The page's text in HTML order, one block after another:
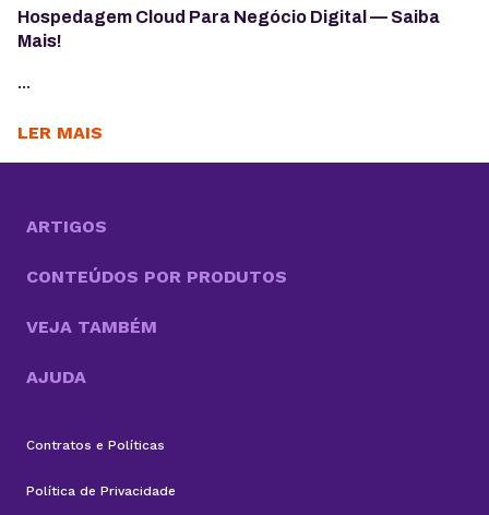
Hospedagem Cloud Para Negócio Digital — Saiba
Mais!
...
LER MAIS
ARTIGOS
CONTEÚDOS POR PRODUTOS
VEJA TAMBÉM
AJUDA
Contratos e Políticas
Política de Privacidade